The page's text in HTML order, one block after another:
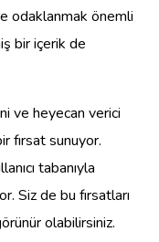
odaklanmak önemli
bir içerik de
ve heyecan verici
fırsat sunuyor.
tabanıyla
Siz de bu fırsatları
olabilirsiniz.